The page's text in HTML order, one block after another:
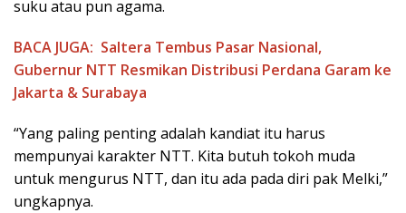
suku atau pun agama.
BACA JUGA: Saltera Tembus Pasar Nasional,
Gubernur NTT Resmikan Distribusi Perdana Garam ke
Jakarta & Surabaya
“Yang paling penting adalah kandiat itu harus
mempunyai karakter NTT. Kita butuh tokoh muda
untuk mengurus NTT, dan itu ada pada diri pak Melki,”
ungkapnya.